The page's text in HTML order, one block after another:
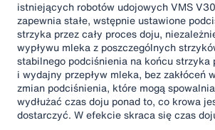
istniejących robotów udojowych VMS
zapewnia stałe, wstępnie ustawione
strzyka przez cały proces doju,
wypływu mleka z poszczególnych
stabilnego podciśnienia na końcu strzyka
i wydajny przepływ mleka, bez zakłóceń
zmian podciśnienia, które mogą
wydłużać czas doju ponad to, co krowa
dostarczyć. W efekcie skraca się czas